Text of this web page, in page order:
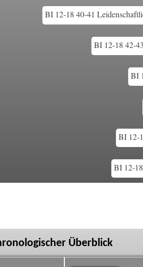
BI 12-18 40-41
BI 12-18 42-
BI
BI 12-
BI 12-
Überblick